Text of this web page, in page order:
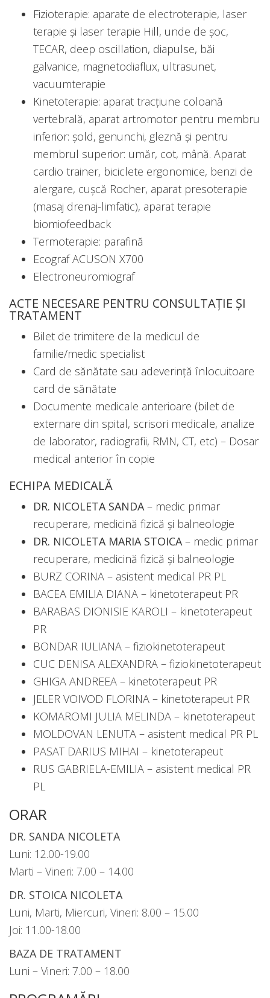
Fizioterapie: aparate de electroterapie, laser
terapie și laser terapie Hill, unde de șoc,
TECAR, deep oscillation, diapulse, băi
galvanice, magnetodiaflux, ultrasunet,
vacuumterapie
Kinetoterapie: aparat tracțiune coloană
vertebrală, aparat artromotor pentru membru
inferior: șold, genunchi, gleznă și pentru
membrul superior: umăr, cot, mână. Aparat
cardio trainer, biciclete ergonomice, benzi de
alergare, cușcă Rocher, aparat presoterapie
(masaj drenaj-limfatic), aparat terapie
biomiofeedback
Termoterapie: parafină
Ecograf ACUSON X700
Electroneuromiograf
ACTE NECESARE PENTRU CONSULTAȚIE ȘI
TRATAMENT
Bilet de trimitere de la medicul de
familie/medic specialist
Card de sănătate sau adeverință înlocuitoare
card de sănătate
Documente medicale anterioare (bilet de
externare din spital, scrisori medicale, analize
de laborator, radiografii, RMN, CT, etc) – Dosar
medical anterior în copie
ECHIPA MEDICALĂ
DR. NICOLETA SANDA– medic primar
recuperare, medicină fizică și balneologie
DR. NICOLETA MARIA STOICA– medic primar
recuperare, medicină fizică și balneologie
BURZ CORINA – asistent medical PR PL
BACEA EMILIA DIANA – kinetoterapeut PR
BARABAS DIONISIE KAROLI – kinetoterapeut
PR
BONDAR IULIANA – fiziokinetoterapeut
CUC DENISA ALEXANDRA – fiziokinetoterapeut
GHIGA ANDREEA – kinetoterapeut PR
JELER VOIVOD FLORINA – kinetoterapeut PR
KOMAROMI JULIA MELINDA – kinetoterapeut
MOLDOVAN LENUTA – asistent medical PR PL
PASAT DARIUS MIHAI – kinetoterapeut
RUS GABRIELA-EMILIA – asistent medical PR
PL
ORAR
DR. SANDA NICOLETA
Luni: 12.00-19.00
Marti – Vineri: 7.00 – 14.00
DR. STOICA NICOLETA
Luni, Marti, Miercuri, Vineri: 8.00 – 15.00
Joi: 11.00-18.00
BAZA DE TRATAMENT
Luni – Vineri: 7.00 – 18.00